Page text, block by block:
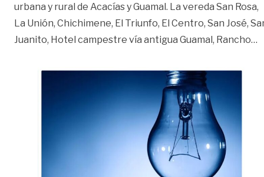
urbana y rural de Acacías y Guamal. La vereda San Rosa,
La Unión, Chichimene, El Triunfo, El Centro, San José,
Juanito, Hotel campestre vía antigua Guamal, Rancho…